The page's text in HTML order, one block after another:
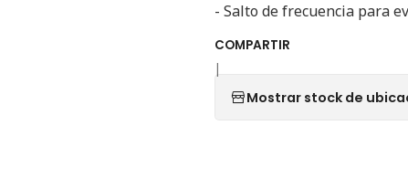
- Salto de frecuencia para
COMPARTIR
|
Mostrar stock de